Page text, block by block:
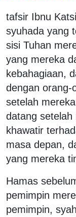
tafsir Ibnu
syuhada yang
sisi Tuhan
yang mereka
kebahagiaan,
dengan orang-
setelah
datang
khawatir
masa depan,
yang mereka
Hamas
pemimpin
pemimpin,